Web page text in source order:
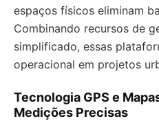
espaços físicos eliminam
Combinando recursos de
simplificado, essas
operacional em projetos
Tecnologia GPS e
Medições Precisas